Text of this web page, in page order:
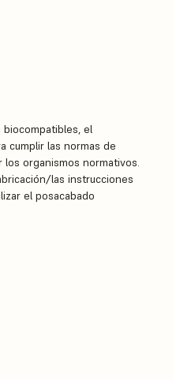
biocompatibles, el
cumplir las normas de
organismos normativos.
las instrucciones
el posacabado